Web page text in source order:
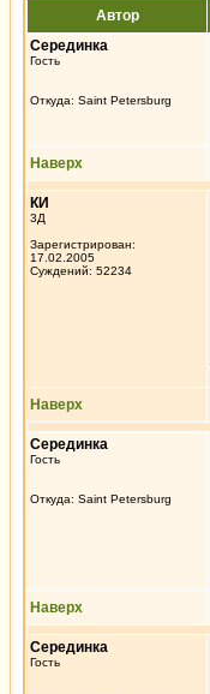
Автор
Серединка
Гость
Откуда: Saint Petersburg
Наверх
КИ
3Д
Зарегистрирован:
17.02.2005
Суждений: 52234
Наверх
Серединка
Гость
Откуда: Saint Petersburg
Наверх
Серединка
Гость